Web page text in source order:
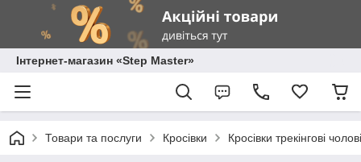
Інтернет-магазин «Step Master»
Товари та послуги Кросівки Кросівки трекінгові